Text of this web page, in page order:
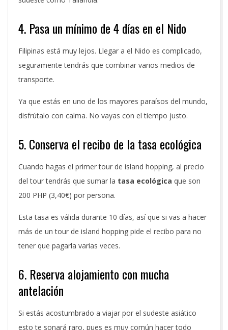
4. Pasa un mínimo de 4 días en el Nido
Filipinas está muy lejos. Llegar a el Nido es complicado,
seguramente tendrás que combinar varios medios de
transporte.
Ya que estás en uno de los mayores paraísos del mundo,
disfrútalo con calma. No vayas con el tiempo justo.
5. Conserva el recibo de la tasa ecológica
Cuando hagas el primer tour de island hopping, al precio
del tour tendrás que sumar la tasa ecológica que son
200 PHP (3,40€) por persona.
Esta tasa es válida durante 10 días, así que si vas a hacer
más de un tour de island hopping pide el recibo para no
tener que pagarla varias veces.
6. Reserva alojamiento con mucha
antelación
Si estás acostumbrado a viajar por el sudeste asiático
esto te sonará raro, pues es muy común hacer todo